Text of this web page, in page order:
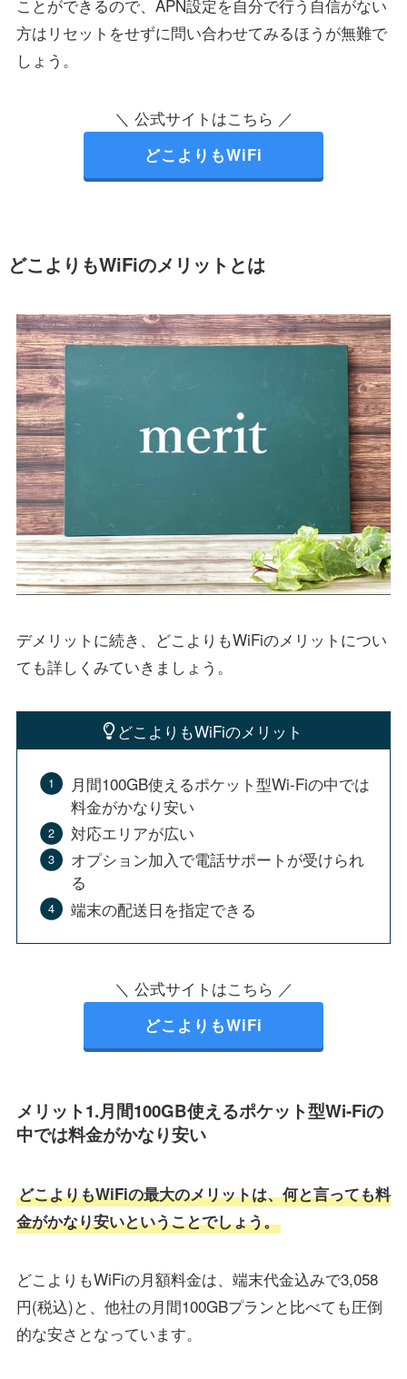
ことができるので、APN設定を自分で行う自信がない
方はリセットをせずに問い合わせてみるほうが無難で
しょう。
＼ 公式サイトはこちら ／
どこよりもWiFi
どこよりもWiFiのメリットとは
デメリットに続き、どこよりもWiFiのメリットについ
ても詳しくみていきましょう。
どこよりもWiFiのメリット
月間100GB使えるポケット型Wi-Fiの中では
料金がかなり安い
対応エリアが広い
オプション加入で電話サポートが受けられ
る
端末の配送日を指定できる
＼ 公式サイトはこちら ／
どこよりもWiFi
メリット1.月間100GB使えるポケット型Wi-Fiの
中では料金がかなり安い
どこよりもWiFiの最大のメリットは、何と言っても料
金がかなり安いということでしょう。
どこよりもWiFiの月額料金は、端末代金込みで3,058
円(税込)と、他社の月間100GBプランと比べても圧倒
的な安さとなっています。